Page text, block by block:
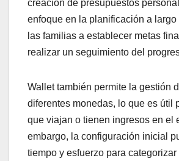
creación de presupuestos
enfoque en la planificación a largo
las familias a establecer metas
realizar un seguimiento del
Wallet también permite la gestión
diferentes monedas, lo que es útil
que viajan o tienen ingresos en el
embargo, la configuración inicial
tiempo y esfuerzo para categorizar